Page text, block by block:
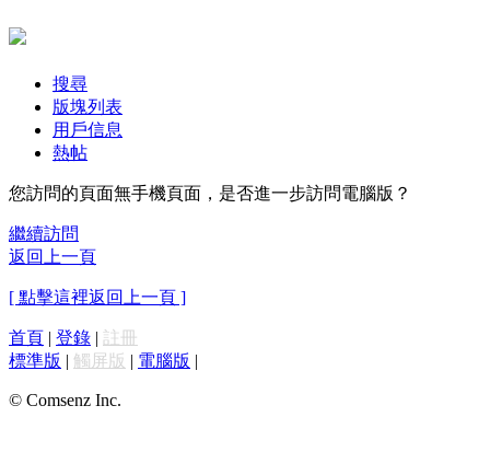
搜尋
版塊列表
用戶信息
熱帖
您訪問的頁面無手機頁面，是否進一步訪問電腦版？
繼續訪問
返回上一頁
[ 點擊這裡返回上一頁 ]
首頁 | 登錄 | 註冊
標準版 | 觸屏版 | 電腦版 |
© Comsenz Inc.